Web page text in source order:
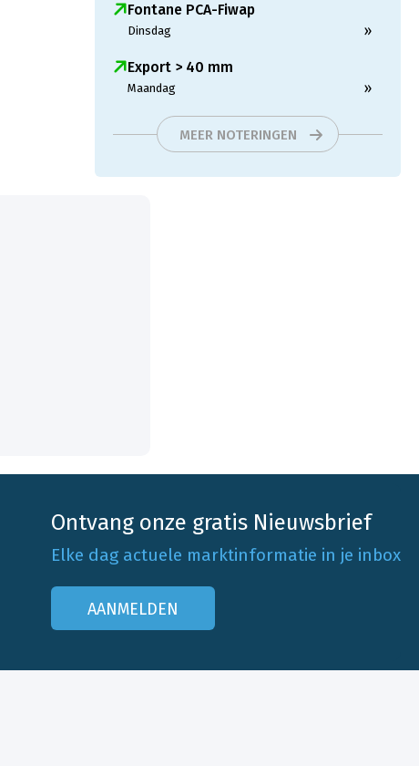
Fontane PCA-Fiwap
Dinsdag »
Export > 40 mm
Maandag »
MEER NOTERINGEN
Ontvang onze gratis Nieuwsbrief
Elke dag actuele marktinformatie in je inbox
AANMELDEN